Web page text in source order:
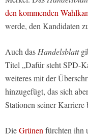
den kommenden
werde, den Kandidaten
Auch das Handelsblatt
Titel „Dafür steht SPD-
weiteres mit der
hinzugefügt, das sich
Stationen seiner Karriere
DieGrünen fürchten ihn